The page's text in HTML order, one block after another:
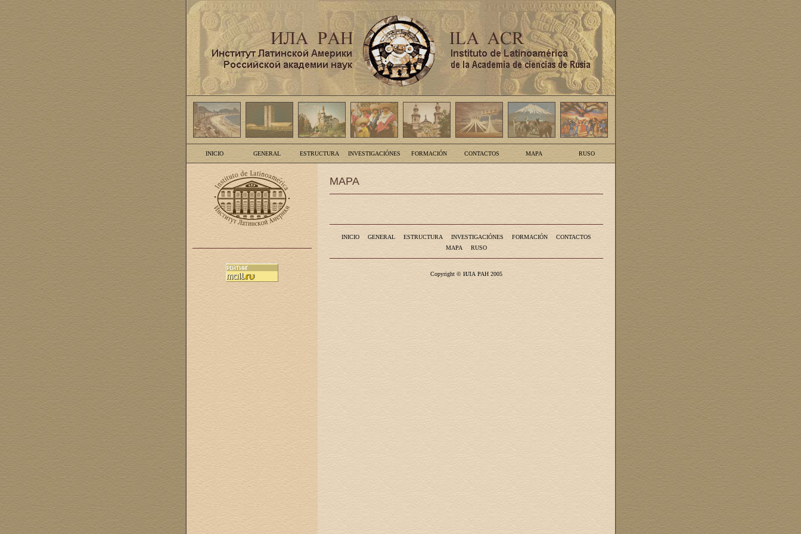
INICIO GENERAL ESTRUCTURA INVESTIGACIÓNES FORMACIÓN CONTACTOS MAPA RUSO
MAPA
INICIO GENERAL ESTRUCTURA INVESTIGACIÓNES FORMACIÓN
CONTACTOS
MAPA
RUSO
Copyright © ИЛА РАН 2005